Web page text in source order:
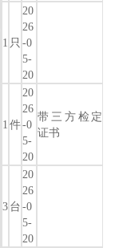
1 只
20
26
-0
5-
20
1 件
20
26
-0
5-
20
带三方检定
证书
3台
20
26
-0
5-
20